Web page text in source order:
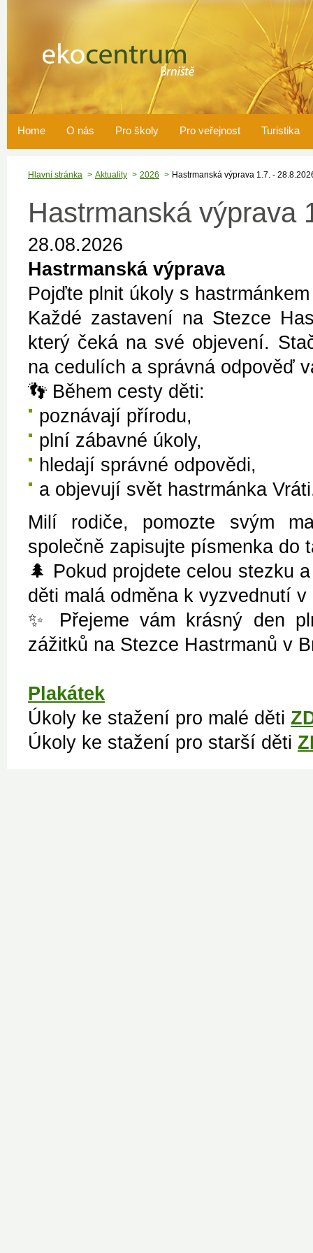
Home O nás Pro školy Pro veřejnost Turistika
Hlavní stránka Aktuality 2026 Hastrmanská výprava 1.7. -
Hastrmanská výprava
28.08.2026
Hastrmanská výprava
Pojďte plnit úkoly s
Každé zastavení na Stezce
který čeká na své objevení.
na cedulích a správná odpověď
👣 Během cesty děti:
poznávají přírodu,
plní zábavné úkoly,
hledají správné odpovědi,
a objevují svět hastrmánka
Milí rodiče, pomozte svým
společně zapisujte písmenka do
🌲 Pokud projdete celou stezku
děti malá odměna k vyzvednutí
✨ Přejeme vám krásný den
zážitků na Stezce Hastrmanů v
Plakátek
Úkoly ke stažení pro malé děti
Úkoly ke stažení pro starší děti